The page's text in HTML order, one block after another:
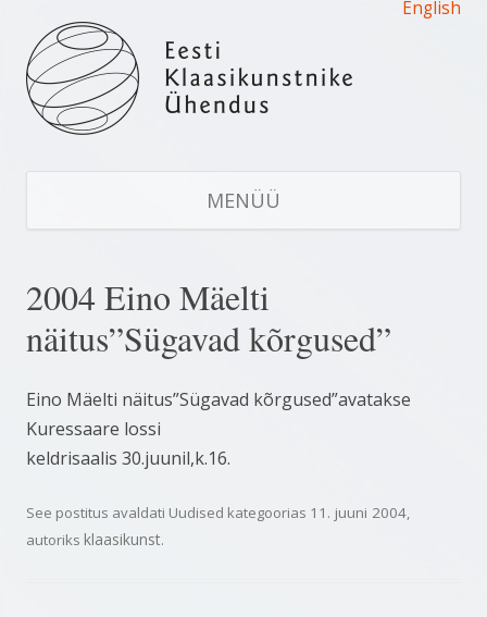
English
Eesti Klaasikunstnike Ühendus
Estonian Glass Artists' Union
MENÜÜ
2004 Eino Mäelti
näitus”Sügavad kõrgused”
Eino Mäelti näitus”Sügavad kõrgused”avatakse
Kuressaare lossi
keldrisaalis 30.juunil,k.16.
See postitus avaldati Uudised kategoorias 11. juuni 2004,
autoriks klaasikunst.